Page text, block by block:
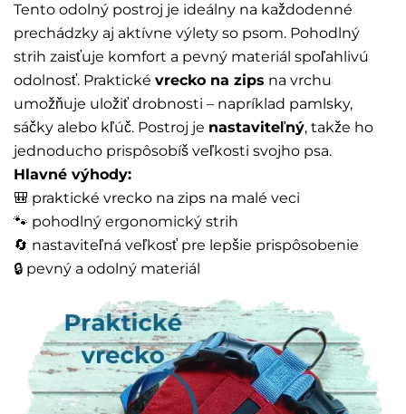
Tento odolný postroj je ideálny na každodenné
prechádzky aj aktívne výlety so psom. Pohodlný
strih zaisťuje komfort a pevný materiál spoľahlivú
odolnosť. Praktické vrecko na zips na vrchu
umožňuje uložiť drobnosti – napríklad pamlsky,
sáčky alebo kľúč. Postroj je nastaviteľný, takže ho
jednoducho prispôsobíš veľkosti svojho psa.
Hlavné výhody:
🎒 praktické vrecko na zips na malé veci
🐾 pohodlný ergonomický strih
🔄 nastaviteľná veľkosť pre lepšie prispôsobenie
🔒 pevný a odolný materiál